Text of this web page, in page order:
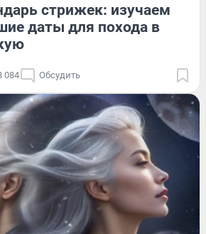
стрижек: изучаем
даты для похода в
084 Обсудить